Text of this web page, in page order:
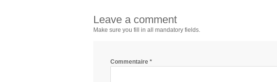
Leave a comment
Make sure you fill in all mandatory fields.
Commentaire *